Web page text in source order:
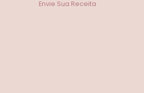
Envie Sua Receita